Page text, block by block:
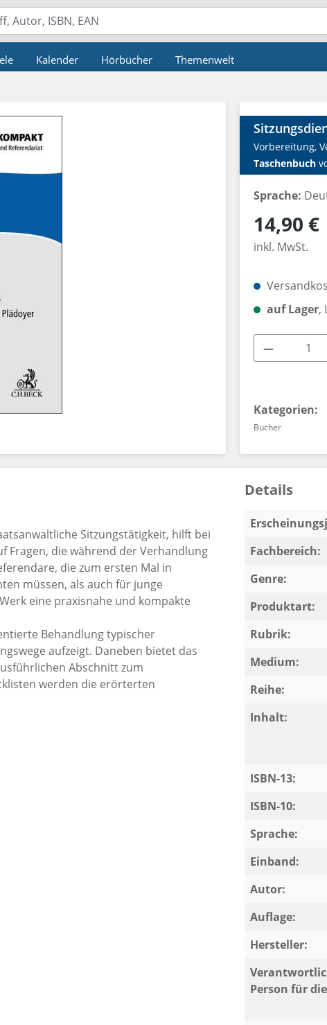
Kalender Hörbücher Themenwelt
Vorbereitung,
Taschenbuch
Sprache:
Regulärer
14,90 €
inkl. MwSt.
auf Lager,
Kategorien:
Bücher
Sitzungstätigkeit, hilft bei
Fragen, die während der Verhandlung
die zum ersten Mal in
müssen, als auch für junge
eine praxisnahe und kompakte
Behandlung typischer
aufzeigt. Daneben bietet das
Abschnitt zum
werden die erörterten
Details
Fachbereich:
Genre:
Produktart:
Rubrik:
Medium:
Reihe:
Inhalt:
ISBN-13:
ISBN-10:
Sprache:
Einband:
Autor:
Auflage:
Hersteller:
Person für